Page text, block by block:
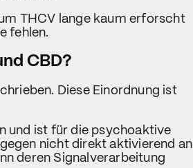
THCV lange kaum erforscht
fehlen.
CBD?
Diese Einordnung ist
und ist für die psychoaktive
nicht direkt aktivierend an
deren Signalverarbeitung